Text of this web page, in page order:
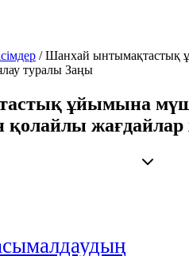
/Шанхай ынтымақтастық
туралы Заңы
ұйымына мүше
жағдайлар